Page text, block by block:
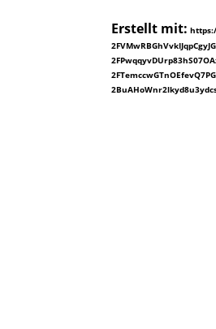
Erstellt mit: